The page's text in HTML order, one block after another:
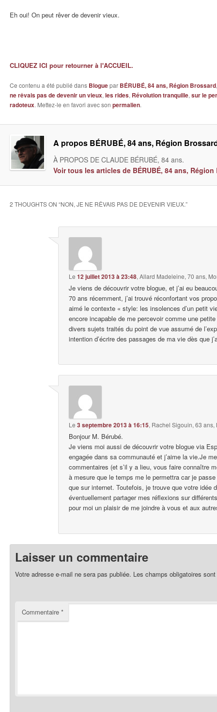
Eh oui! On peut rêver de devenir vieux.
CLIQUEZ ICI pour retourner à l'ACCUEIL.
Ce contenu a été publié dans Bloguepar BÉRUBÉ, 84 ans, Région Brossard
ne rêvais pas de devenir un vieux, les rides, Révolution tranquille, sur le
radoteux. Mettez-le en favori avec son permalien.
A propos BÉRUBÉ, 84 ans, Région
À PROPOS DE CLAUDE BÉRUBÉ, 84 ans.
Voir tous les articles de BÉRUBÉ, 84 ans,
2 THOUGHTS ON “NON, JE NE RÊVAIS PAS DE DEVENIR VIEUX.”
Le12 juillet 2013 à 23:48,Allard Madeleine, 70 ans,
Je viens de découvrir votre blogue, et j’ai eu
70 ans récemment, j’ai trouvé réconfortant vos
aimé le contexte « style: les insolences d’un petit
encore incapable de me percevoir comme une
divers sujets traités du point de vue assumé de
intention d’écrire des passages de ma vie dès que
Le3 septembre 2013 à 16:15, Rachel Sigouin, 63 ans,
Bonjour M. Bérubé.
Je viens moi aussi de découvrir votre blogue via
engagée dans sa communauté et j’aime la vie.Je
commentaires (et s’il y a lieu, vous faire connaître
à mesure que le temps me le permettra car je
que sur internet. Toutefois, je trouve que votre idée
éventuellement partager mes réflexions sur
pour moi un plaisir de me joindre à vous et aux
Laisser un commentaire
Votre adresse e-mail ne sera pas publiée. Les champs obligatoires
Commentaire *